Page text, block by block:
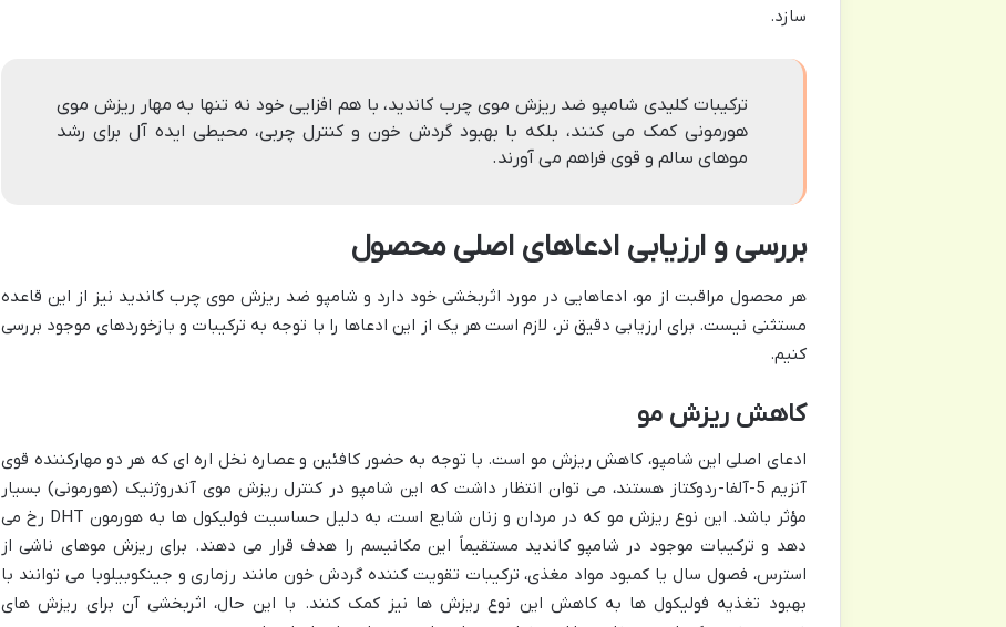
سازد.
ترکیبات کلیدی شامپو ضد ریزش موی چرب کاندید، با هم افزایی خود نه تنها به مهار ریزش موی
هورمونی کمک می کنند، بلکه با بهبود گردش خون و کنترل چربی، محیطی ایده آل برای رشد
موهای سالم و قوی فراهم می آورند.
بررسی و ارزیابی ادعاهای اصلی محصول
هر محصول مراقبت از مو، ادعاهایی در مورد اثربخشی خود دارد و شامپو ضد ریزش موی چرب کاندید نیز از این قاعده
مستثنی نیست. برای ارزیابی دقیق تر، لازم است هر یک از این ادعاها را با توجه به ترکیبات و بازخوردهای موجود بررسی
کنیم.
کاهش ریزش مو
ادعای اصلی این شامپو، کاهش ریزش مو است. با توجه به حضور کافئین و عصاره نخل اره ای که هر دو مهارکننده قوی
آنزیم 5-آلفا-ردوکتاز هستند، می توان انتظار داشت که این شامپو در کنترل ریزش موی آندروژنیک (هورمونی) بسیار
مؤثر باشد. این نوع ریزش مو که در مردان و زنان شایع است، به دلیل حساسیت فولیکول ها به هورمون DHT رخ می
دهد و ترکیبات موجود در شامپو کاندید مستقیماً این مکانیسم را هدف قرار می دهند. برای ریزش موهای ناشی از
استرس، فصول سال یا کمبود مواد مغذی، ترکیبات تقویت کننده گردش خون مانند رزماری و جینکوبیلوبا می توانند با
بهبود تغذیه فولیکول ها به کاهش این نوع ریزش ها نیز کمک کنند. با این حال، اثربخشی آن برای ریزش های